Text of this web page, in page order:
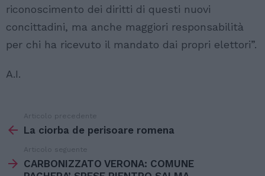
riconoscimento dei diritti di questi nuovi
concittadini, ma anche maggiori responsabilità
per chi ha ricevuto il mandato dai propri elettori”.
A.I.
di
Articolo precedente
La ciorba de perisoare romena
Articolo seguente
CARBONIZZATO VERONA: COMUNE